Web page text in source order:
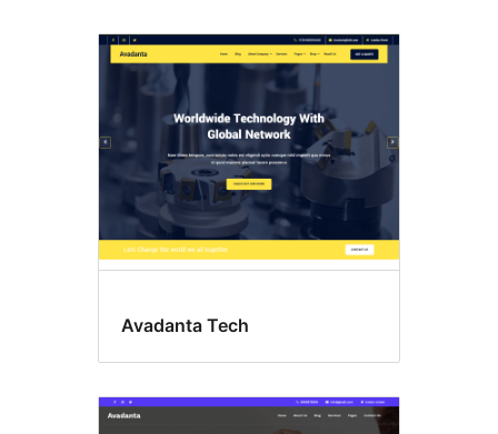
Avadanta Tech